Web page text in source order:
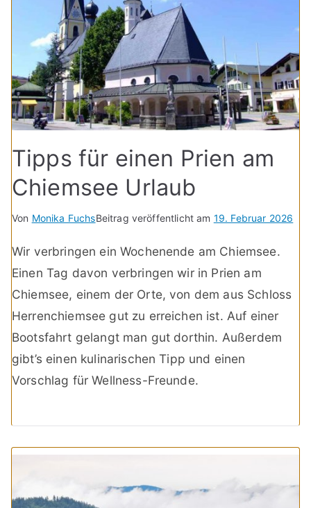
Tipps für einen Prien am
Chiemsee Urlaub
Von Monika FuchsBeitrag veröffentlicht am 19. Februar 2026
Wir verbringen ein Wochenende am Chiemsee.
Einen Tag davon verbringen wir in Prien am
Chiemsee, einem der Orte, von dem aus Schloss
Herrenchiemsee gut zu erreichen ist. Auf einer
Bootsfahrt gelangt man gut dorthin. Außerdem
gibt’s einen kulinarischen Tipp und einen
Vorschlag für Wellness-Freunde.